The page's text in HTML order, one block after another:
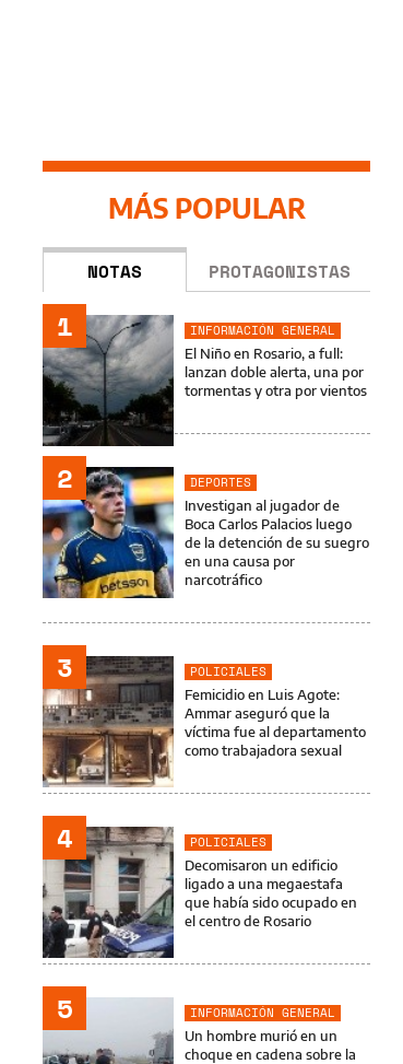
MÁS POPULAR
NOTAS PROTAGONISTAS
1
INFORMACIÓN GENERAL
El Niño en Rosario, a full:
lanzan doble alerta, una por
tormentas y otra por vientos
2
DEPORTES
Investigan al jugador de
Boca Carlos Palacios luego
de la detención de su suegro
en una causa por
narcotráfico
3
POLICIALES
Femicidio en Luis Agote:
Ammar aseguró que la
víctima fue al departamento
como trabajadora sexual
4
POLICIALES
Decomisaron un edificio
ligado a una megaestafa
que había sido ocupado en
el centro de Rosario
5
INFORMACIÓN GENERAL
Un hombre murió en un
choque en cadena sobre la